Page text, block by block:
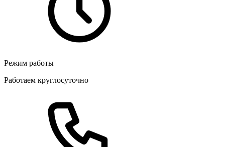
Режим работы
Работаем круглосуточно